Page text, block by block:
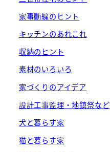
家事動線のヒント
キッチンのあれこれ
収納のヒント
素材のいろいろ
家づくりのアイデア
設計工事監理・地鎮祭など
犬と暮らす家
猫と暮らす家